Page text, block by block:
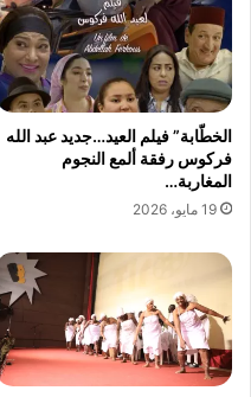
الخطّابة” فيلم العيد…جديد عبد الله
فركوس رفقة ألمع النجوم
المغاربة…
19 مايو، 2026